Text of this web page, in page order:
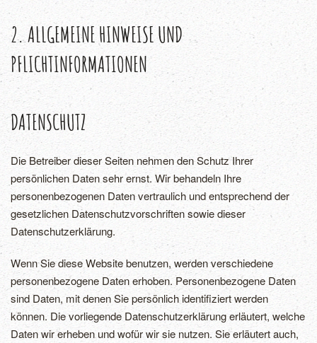
2. ALLGEMEINE HINWEISE UND
PFLICHTINFORMATIONEN
DATENSCHUTZ
Die Betreiber dieser Seiten nehmen den Schutz Ihrer
persönlichen Daten sehr ernst. Wir behandeln Ihre
personenbezogenen Daten vertraulich und entsprechend der
gesetzlichen Datenschutzvorschriften sowie dieser
Datenschutzerklärung.
Wenn Sie diese Website benutzen, werden verschiedene
personenbezogene Daten erhoben. Personenbezogene Daten
sind Daten, mit denen Sie persönlich identifiziert werden
können. Die vorliegende Datenschutzerklärung erläutert, welche
Daten wir erheben und wofür wir sie nutzen. Sie erläutert auch,